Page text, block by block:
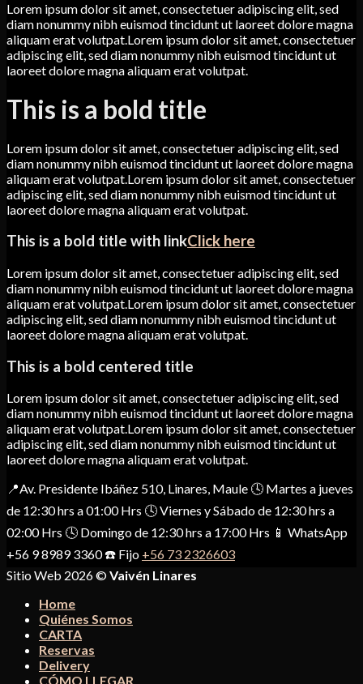
Lorem ipsum dolor sit amet, consectetuer adipiscing elit, sed
diam nonummy nibh euismod tincidunt ut laoreet dolore magna
aliquam erat volutpat.Lorem ipsum dolor sit amet, consectetuer
adipiscing elit, sed diam nonummy nibh euismod tincidunt ut
laoreet dolore magna aliquam erat volutpat.
This is a bold title
Lorem ipsum dolor sit amet, consectetuer adipiscing elit, sed
diam nonummy nibh euismod tincidunt ut laoreet dolore magna
aliquam erat volutpat.Lorem ipsum dolor sit amet, consectetuer
adipiscing elit, sed diam nonummy nibh euismod tincidunt ut
laoreet dolore magna aliquam erat volutpat.
This is a bold title with linkClick here
Lorem ipsum dolor sit amet, consectetuer adipiscing elit, sed
diam nonummy nibh euismod tincidunt ut laoreet dolore magna
aliquam erat volutpat.Lorem ipsum dolor sit amet, consectetuer
adipiscing elit, sed diam nonummy nibh euismod tincidunt ut
laoreet dolore magna aliquam erat volutpat.
This is a bold centered title
Lorem ipsum dolor sit amet, consectetuer adipiscing elit, sed
diam nonummy nibh euismod tincidunt ut laoreet dolore magna
aliquam erat volutpat.Lorem ipsum dolor sit amet, consectetuer
adipiscing elit, sed diam nonummy nibh euismod tincidunt ut
laoreet dolore magna aliquam erat volutpat.
📍Av. Presidente Ibáñez 510, Linares, Maule 🕓 Martes a jueves
de 12:30 hrs a 01:00 Hrs 🕓 Viernes y Sábado de 12:30 hrs a
02:00 Hrs 🕓 Domingo de 12:30 hrs a 17:00 Hrs 📱 WhatsApp
+56 9 8989 3360 ☎️ Fijo +56 73 2326603
Sitio Web 2026 ©Vaivén Linares
Home
Quiénes Somos
CARTA
Reservas
Delivery
CÓMO LLEGAR